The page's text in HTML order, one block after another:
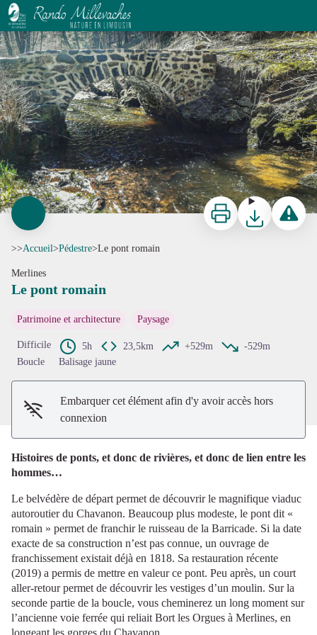
Le pont romain
G.Salat - CC HCC
Voir l'image en plein écran
ImprimerTéléchargerSignaler
>>Accueil>Pédestre>Le pont romain
Merlines
Le pont romain
Patrimoine et architecture Paysage
Difficile 5h 23,5km +529m
-529m
Boucle
Balisage jaune
Embarquer cet élément afin d'y avoir accès hors
connexion
Histoires de ponts, et donc de rivières, et donc de lien entre les
hommes…
Le belvédère de départ permet de découvrir le magnifique viaduc
autoroutier du Chavanon. Beaucoup plus modeste, le pont dit «
romain » permet de franchir le ruisseau de la Barricade. Si la date
exacte de sa construction n’est pas connue, un ouvrage de
franchissement existait déjà en 1818. Sa restauration récente
(2019) a permis de mettre en valeur ce pont. Peu après, un court
aller-retour permet de découvrir les vestiges d’un moulin. Sur la
seconde partie de la boucle, vous cheminerez un long moment sur
l’ancienne voie ferrée qui reliait Bort les Orgues à Merlines, en
longeant les gorges du Chavanon.